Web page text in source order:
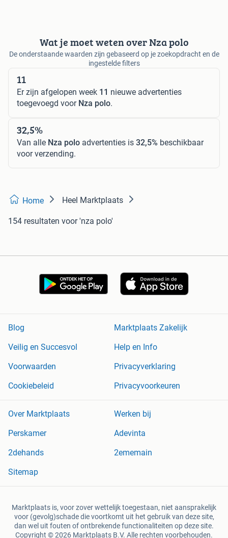
Wat je moet weten over Nza polo
De onderstaande waarden zijn gebaseerd op je zoekopdracht en de
ingestelde filters
11
Er zijn afgelopen week 11 nieuwe advertenties
toegevoegd voor Nza polo.
32,5%
Van alle Nza polo advertenties is 32,5% beschikbaar
voor verzending.
Home Heel Marktplaats
154 resultaten voor 'nza polo'
Blog
Marktplaats Zakelijk
Veilig en Succesvol
Help en Info
Voorwaarden
Privacyverklaring
Cookiebeleid
Privacyvoorkeuren
Over Marktplaats
Werken bij
Perskamer
Adevinta
2dehands
2ememain
Sitemap
Marktplaats is, voor zover wettelijk toegestaan, niet aansprakelijk
voor (gevolg)schade die voortkomt uit het gebruik van deze site,
dan wel uit fouten of ontbrekende functionaliteiten op deze site.
Copyright © 2026 Marktplaats B.V. Alle rechten voorbehouden.